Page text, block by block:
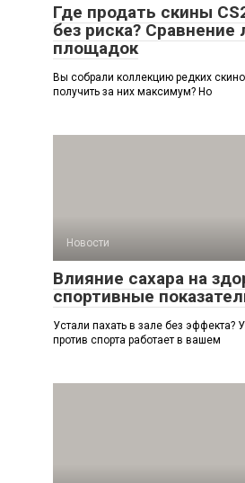
Где продать скины
без риска? Сравнение
площадок
Вы собрали коллекцию редких
получить за них максимум? Но
Новости
Влияние сахара на
спортивные
Устали пахать в зале без эффекта?
против спорта работает в вашем